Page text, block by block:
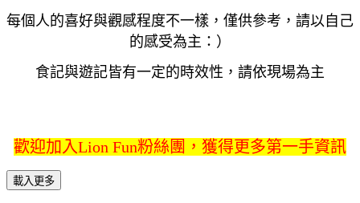
每個人的喜好與觀感程度不一樣，僅供參考，請以自己
的感受為主：）
食記與遊記皆有一定的時效性，請依現場為主
歡迎加入Lion Fun粉絲團，獲得更多第一手資訊
載入更多